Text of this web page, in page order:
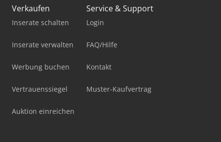
Verkaufen
Inserate schalten
Inserate verwalten
Werbung buchen
Vertrauenssiegel
Auktion einreichen
Service & Support
Login
FAQ/Hilfe
Kontakt
Muster-Kaufvertrag